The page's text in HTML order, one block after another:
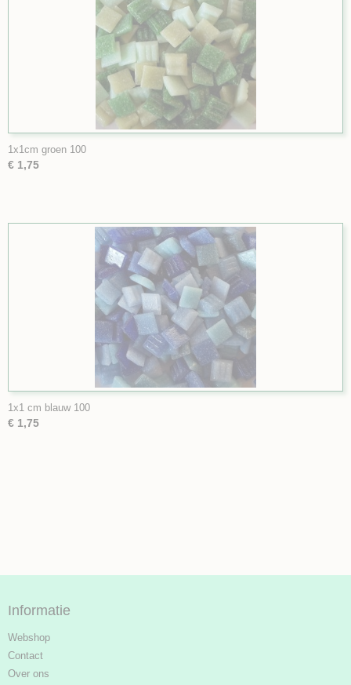
1x1cm groen 100
€ 1,75
1x1 cm blauw 100
€ 1,75
Informatie
Webshop
Contact
Over ons